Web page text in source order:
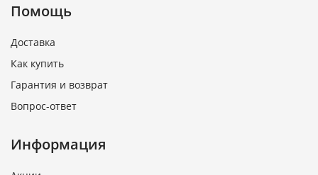
Помощь
Доставка
Как купить
Гарантия и возврат
Вопрос-ответ
Информация